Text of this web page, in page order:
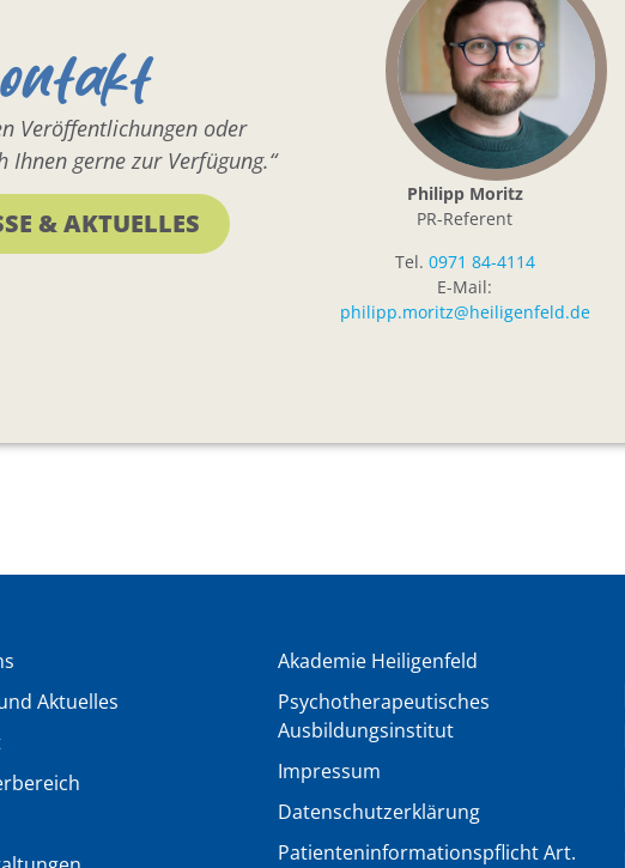
Veröffentlichungen oder
Ihnen gerne zur Verfügung.“
& AKTUELLES
Philipp Moritz
PR-Referent
Tel. 0971 84-4114
E-Mail:
philipp.moritz@heiligenfeld.de
Aktuelles
Akademie Heiligenfeld
Psychotherapeutisches
Ausbildungsinstitut
Impressum
Datenschutzerklärung
Patienteninformationspflicht Art.